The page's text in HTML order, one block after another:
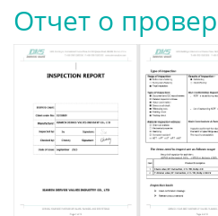
Отчет о